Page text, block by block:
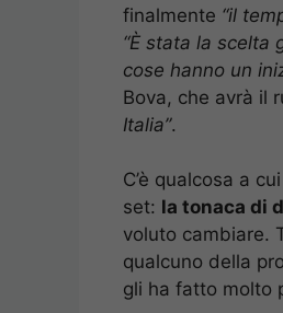
finalmente “il
“È stata la scelta
cose hanno un
Bova, che avrà il
Italia”.
C’è qualcosa a
set: la tonaca di
voluto cambiare.
qualcuno della
gli ha fatto molto